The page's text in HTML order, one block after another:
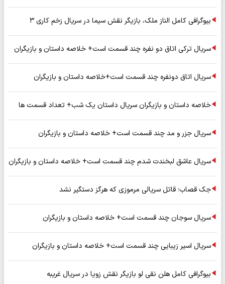
بیوگرافی کامل الناز ملک، بازیگر نقش سیما در سریال زخم کاری ۳
سریال ترکی اتاق دو نفره چند قسمت است+ خلاصه داستان و بازیگران
سریال اتاق دونفره چند قسمت است+خلاصه داستان و بازیگران
خلاصه داستان و بازیگران سریال داستان یک شب+ تعداد قسمت ها
سریال جزر و مد چند قسمت است+ خلاصه داستان و بازیگران
سریال عاشق لبخندت شدم چند قسمت است+ خلاصه داستان و بازیگران
جک قصاب؛ قاتل سریالی مرموزی که هرگز دستگیر نشد
سریال سوجان چند قسمت است+ خلاصه داستان و بازیگران
سریال اسیر زیبایی چند قسمت است+ خلاصه داستان و بازیگران
بیوگرافی کامل هلن نقی لو بازیگر نقش زویا در سریال غریبه